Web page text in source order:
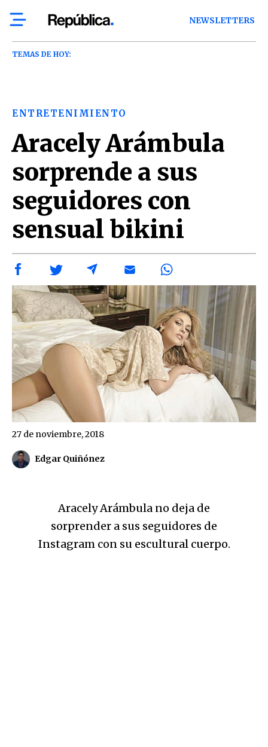
NEWSLETTERS
TEMAS DE HOY:
ENTRETENIMIENTO
Aracely Arámbula
sorprende a sus
seguidores con
sensual bikini
Edgar Quiñónez
27 de noviembre, 2018
Aracely Arámbula no deja de
sorprender a sus seguidores de
Instagram con su escultural cuerpo.